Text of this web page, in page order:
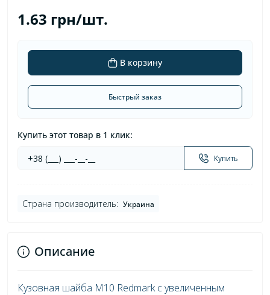
1.63 грн/шт.
В корзину
Быстрый заказ
Купить этот товар в 1 клик:
Купить
Страна производитель: Украина
Описание
Кузовная шайба М10 Redmark с увеличенным